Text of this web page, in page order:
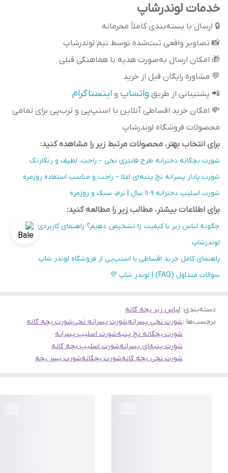
خدمات لوندرشاپ
🔒 ارسال با بسته‌بندی کاملاً محرمانه
📸 تصاویر واقعی ثبت‌شده توسط تیم لوندرشاپ
🎁 امکان ارسال به‌صورت هدیه با هماهنگی قبلی
💬 مشاوره رایگان قبل از خرید
📲 پشتیبانی از طریق واتساپ و اینستاگرام
💸 امکان خرید اقساطی آنلاین با اسنپ‌پی و ترب‌پی برای تمامی
محصولات فروشگاه لوندرشاپ
برای انتخاب بهتر، محصولات مرتبط زیر را مشاهده کنید:
شورت بچگانه دخترانه طرح فانتزی نخی – راحت، لطیف و رنگارنگ
شورت پادار پسرانه نخ پنبه‌ای اعلا – راحت و مناسب استفاده روزمره
شورت اسلیپ دخترانه ۹-۱۱ سال | نرم، سبک و روزمره
برای اطلاعات بیشتر، مطالب زیر را مطالعه کنید:
چگونه لباس زیر با کیفیت را تشخیص دهیم؟ راهنمای کاربردی از
لوندرشاپ
راهنمای کامل خرید اقساطی با اسنپ‌پی از فروشگاه لوندر شاپ
سوالات متداول (FAQ) | لوندر شاپ 💜
دسته‌بندی: لباس زیر بچه گانه
برچسب‌ها :شورت نخی پسرانهشورت پسرانه نخیشورت بچه گانه
شورت بچگانه نخ پنبهشورت اسلیپ پسرانه
شورت پنبه‌ای پسرانهشورت اسلیپ بچه گانه
شورت نخی بچه گانهشورت بچگانهشورت پسر بچه